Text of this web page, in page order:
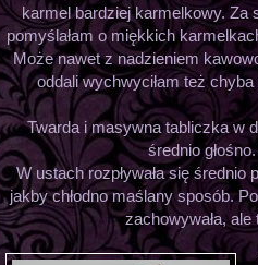
karmel bardziej karmelkowy. Za
pomyślałam o miękkich
Może nawet z nadzieniem
oddali wychwyciłam też
Twarda i masywna tabliczka w
średnio
W ustach rozpływała się średnio
jakby chłodno maślany sposób.
zachowywała, ale